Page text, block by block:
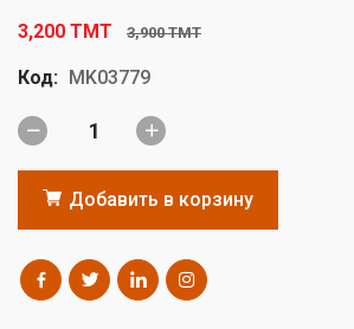
3,200 TMT 3,900 TMT
Код: MK03779
Добавить в корзину